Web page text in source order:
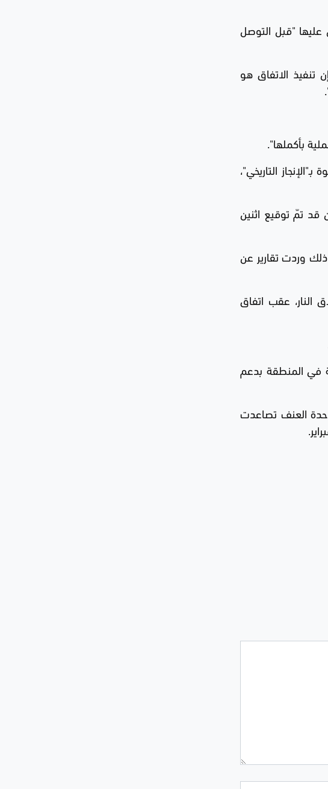
"قبل التوصل
تنفيذ الاتفاق هو
بأكملها".
التاريخي"،
قد تمّ توقيع اثنين
وردت تقارير عن
لوقف إطلاق النار، عقب اتفاق
"إم23" على مساحات شاسعة في المنطقة بدعم
حدة العنف تصاعدت